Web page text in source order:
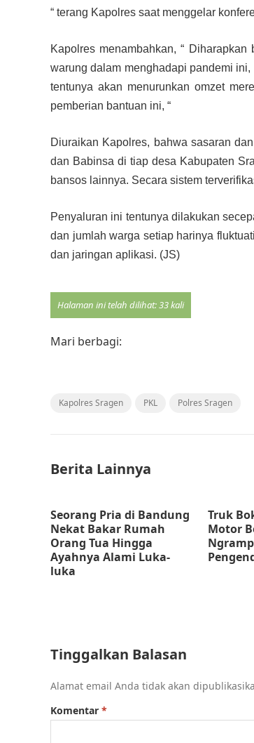
“ terang Kapolres saat menggelar
Kapolres menambahkan, “
warung dalam menghadapi pandemi
tentunya akan menurunkan omzet
pemberian bantuan ini, “
Diuraikan Kapolres, bahwa sasaran
dan Babinsa di tiap desa Kabupaten
bansos lainnya. Secara sistem
Penyaluran ini tentunya dilakukan
dan jumlah warga setiap harinya
dan jaringan aplikasi. (JS)
Halaman ini telah dilihat: 33 kali
Mari berbagi:
Kapolres Sragen PKL Polres Sragen
Berita Lainnya
Seorang Pria di Bandung
Nekat Bakar Rumah
Orang Tua Hingga
Ayahnya Alami Luka-
luka
Truk
Motor
Tinggalkan Balasan
Alamat email Anda tidak akan
Komentar *